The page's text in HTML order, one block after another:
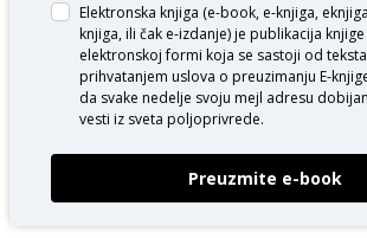
Elektronska knjiga (e-book, e-knjiga,
knjiga, ili čak e-izdanje) je publikacija
elektronskoj formi koja se sastoji od teksta
prihvatanjem uslova o preuzimanju E-
da svake nedelje svoju mejl adresu
vesti iz sveta poljoprivrede.
Preuzmite e-book